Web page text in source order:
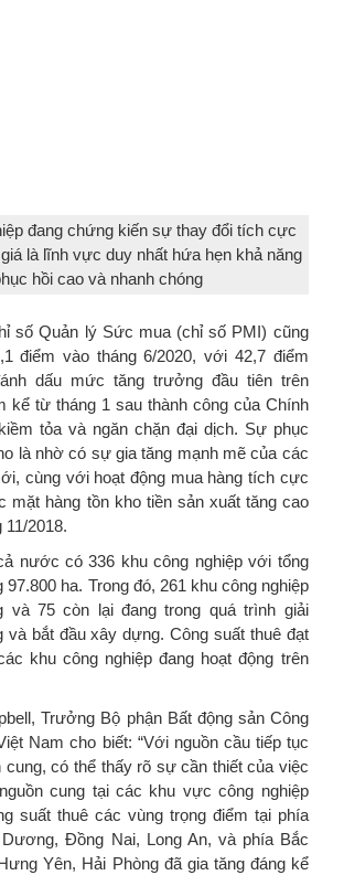
đang chứng kiến sự thay đổi tích cực
là lĩnh vực duy nhất hứa hẹn khả năng
hồi cao và nhanh chóng
số Quản lý Sức mua (chỉ số PMI) cũng
điểm vào tháng 6/2020, với 42,7 điểm
dấu mức tăng trưởng đầu tiên trên
kể từ tháng 1 sau thành công của Chính
tỏa và ngăn chặn đại dịch. Sự phục
là nhờ có sự gia tăng mạnh mẽ của các
cùng với hoạt động mua hàng tích cực
mặt hàng tồn kho tiền sản xuất tăng cao
11/2018.
nước có 336 khu công nghiệp với tổng
97.800 ha. Trong đó, 261 khu công nghiệp
và 75 còn lại đang trong quá trình giải
và bắt đầu xây dựng. Công suất thuê đạt
khu công nghiệp đang hoạt động trên
Trưởng Bộ phận Bất động sản Công
Nam cho biết: “Với nguồn cầu tiếp tục
có thể thấy rõ sự cần thiết của việc
cung tại các khu vực công nghiệp
suất thuê các vùng trọng điểm tại phía
Đồng Nai, Long An, và phía Bắc
Yên, Hải Phòng đã gia tăng đáng kể